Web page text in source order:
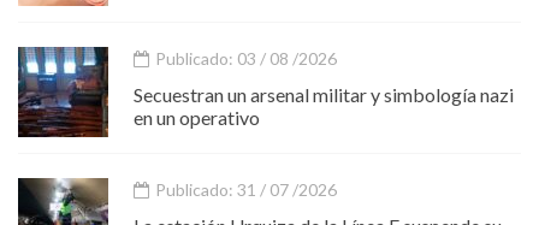
Publicado: 03 / 08 /2026
Secuestran un arsenal militar y simbología nazi
en un operativo
Publicado: 31 / 07 /2026